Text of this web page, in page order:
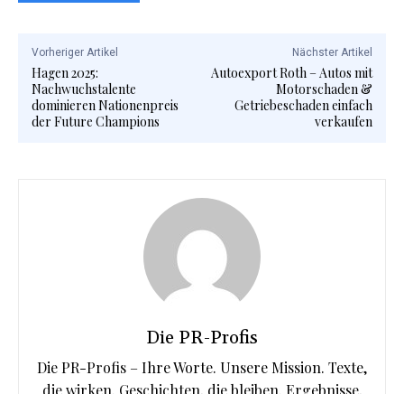
Vorheriger Artikel
Hagen 2025:
Nachwuchstalente
dominieren Nationenpreis
der Future Champions
Nächster Artikel
Autoexport Roth – Autos mit
Motorschaden &
Getriebeschaden einfach
verkaufen
Die PR-Profis
Die PR-Profis – Ihre Worte. Unsere Mission. Texte,
die wirken. Geschichten, die bleiben. Ergebnisse,